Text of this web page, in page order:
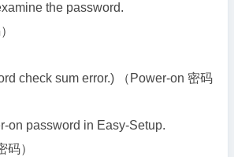
the password.
check sum error.) （Power-on 密码
on password in Easy-Setup.
码）